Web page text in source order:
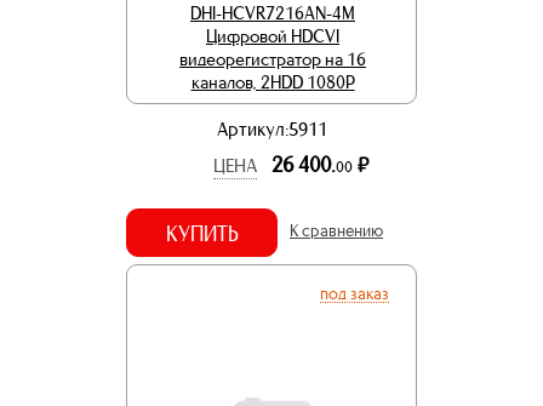
DHI-HCVR7216AN-4M
Цифровой HDCVI
видеорегистратор на 16
каналов, 2HDD 1080Р
Артикул:5911
ЦЕНА
26 400.00 р.
КУПИТЬ К сравнению
под заказ